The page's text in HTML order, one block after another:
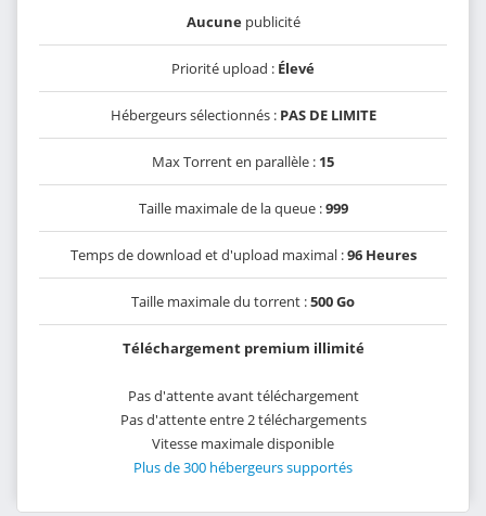
Aucunepublicité
Priorité upload : Élevé
Hébergeurs sélectionnés : PAS DE LIMITE
Max Torrent en parallèle : 15
Taille maximale de la queue :999
Temps de download et d'upload maximal :96 Heures
Taille maximale du torrent :500 Go
Téléchargement premium illimité
Pas d'attente avant téléchargement
Pas d'attente entre 2 téléchargements
Vitesse maximale disponible
Plus de 300 hébergeurs supportés